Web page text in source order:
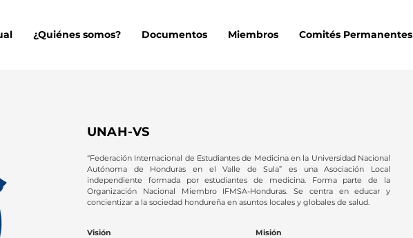
¿Quiénes somos? Documentos Miembros Comités Permanentes
UNAH-VS
“Federación Internacional de Estudiantes de Medicina en la Universidad Nacional
Autónoma de Honduras en el Valle de Sula” es una Asociación Local
independiente formada por estudiantes de medicina. Forma parte de la
Organización Nacional Miembro IFMSA-Honduras. Se centra en educar y
concientizar a la sociedad hondureña en asuntos locales y globales de salud.
Visión
Misión